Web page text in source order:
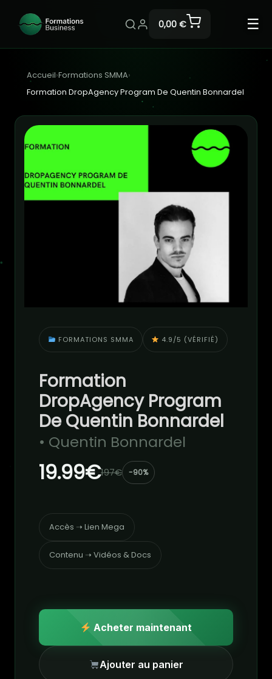
0,00 € ☰
Accueil›Formations SMMA›
Formation DropAgency Program De Quentin Bonnardel
FORMATIONS SMMA 4.9/5 (VÉRIFIÉ)
Formation
DropAgency Program
De Quentin Bonnardel
• Quentin Bonnardel
19.99€197€ -90%
Accès ➝ Lien Mega
Contenu ➝ Vidéos & Docs
Acheter maintenant
Ajouter au panier